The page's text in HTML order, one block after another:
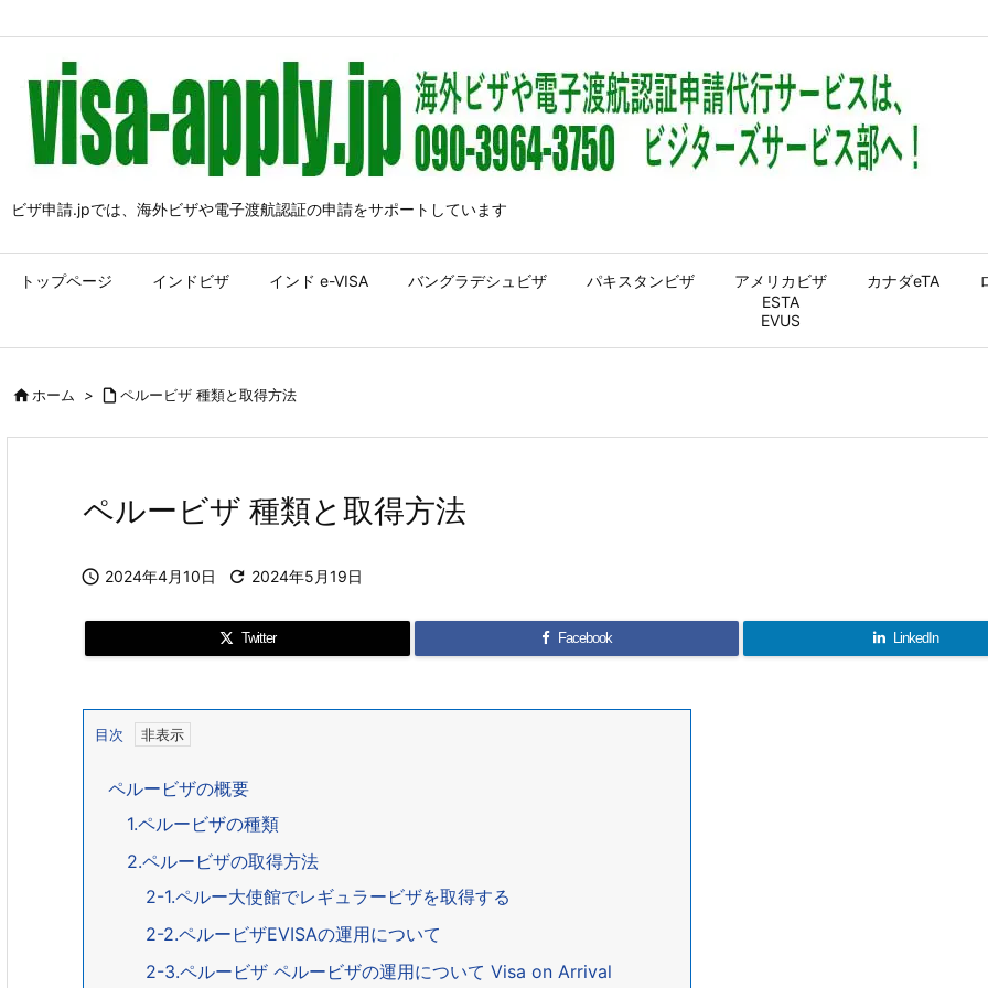
ビザ申請.jpでは、海外ビザや電子渡航認証の申請をサポートしています
トップページ インドビザ インド e-VISA バングラデシュビザ パキスタンビザ
アメリカビザ
ESTA
EVUS
カナダeTA
ホーム >  ペルービザ 種類と取得方法
ペルービザ 種類と取得方法
 2024年4月10日  2024年5月19日
Twitter Facebook LinkedIn
目次
ペルービザの概要
1.ペルービザの種類
2.ペルービザの取得方法
2-1.ペルー大使館でレギュラービザを取得する
2-2.ペルービザEVISAの運用について
2-3.ペルービザ ペルービザの運用について Visa on Arrival